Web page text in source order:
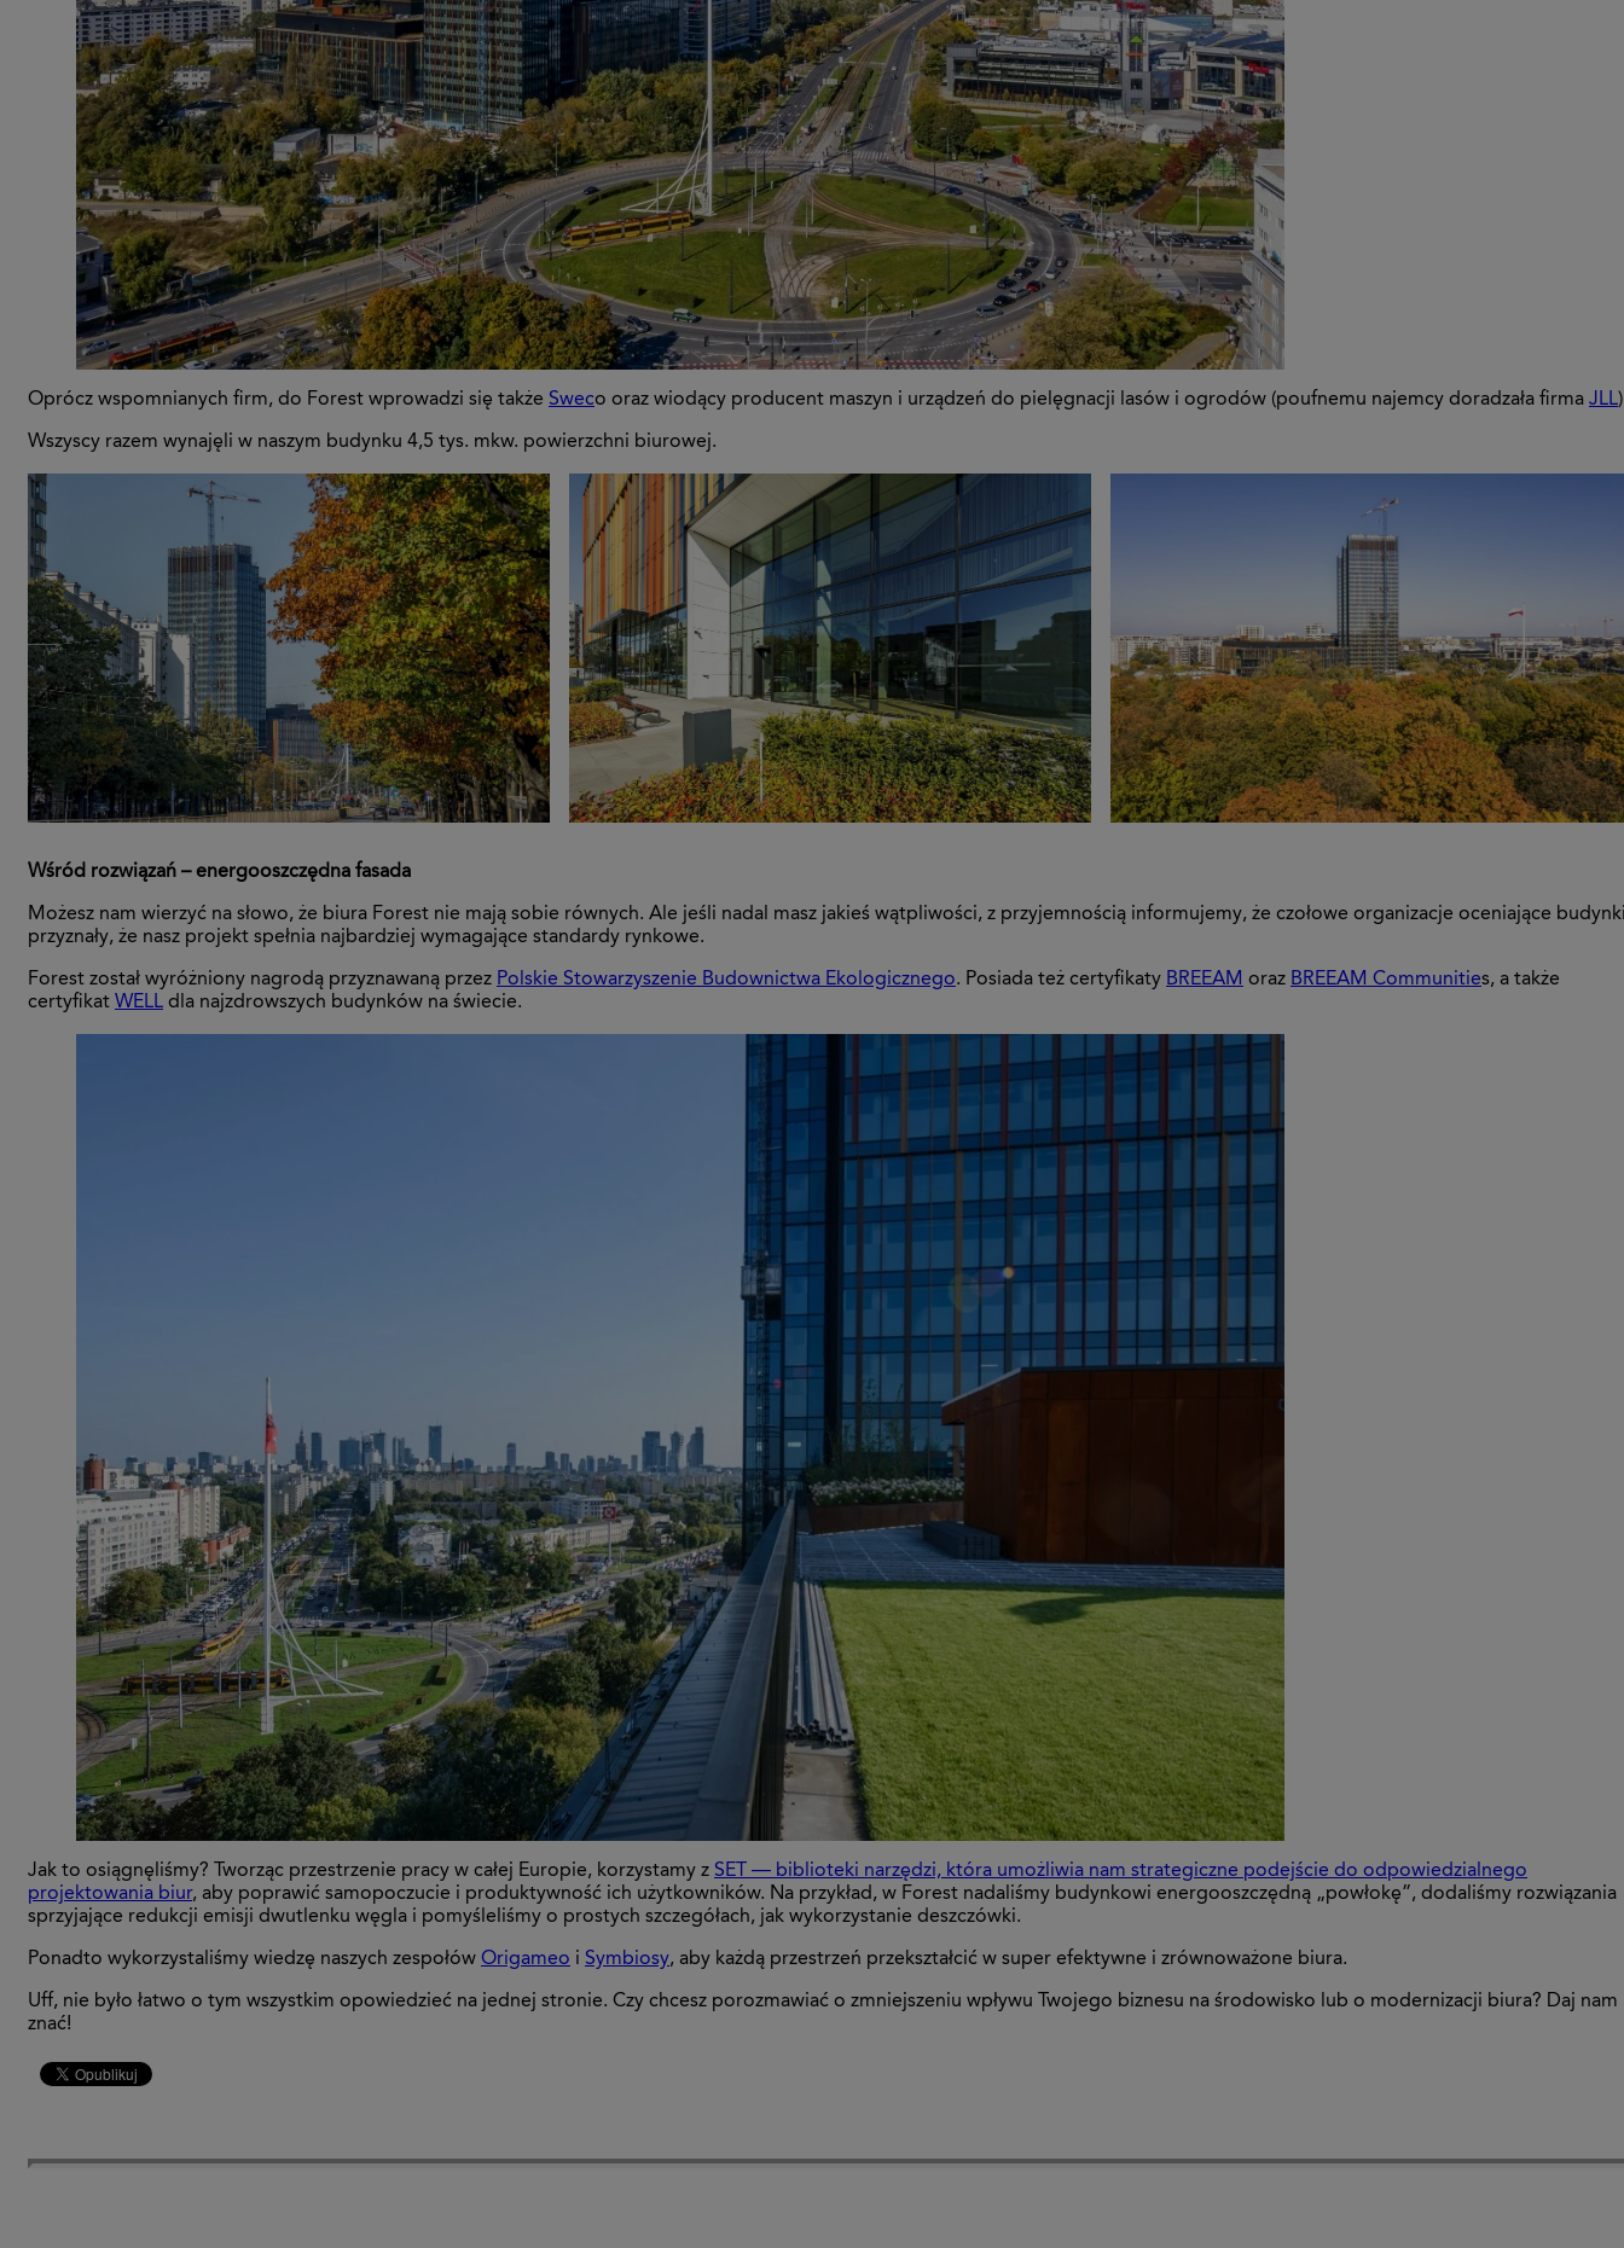
Oprócz wspomnianych firm, do Forest wprowadzi się także Sweco oraz wiodący producent maszyn i urządzeń do pielęgnacji lasów i ogrodów (poufnemu najemcy doradzała firma JLL
Wszyscy razem wynajęli w naszym budynku 4,5 tys. mkw. powierzchni biurowej.
Wśród rozwiązań – energooszczędna fasada
Możesz nam wierzyć na słowo, że biura Forest nie mają sobie równych. Ale jeśli nadal masz jakieś wątpliwości, z przyjemnością informujemy, że czołowe organizacje oceniające
przyznały, że nasz projekt spełnia najbardziej wymagające standardy rynkowe.
Forest został wyróżniony nagrodą przyznawaną przez Polskie Stowarzyszenie Budownictwa Ekologicznego. Posiada też certyfikaty BREEAM oraz BREEAM Communities, a także
certyfikat WELL dla najzdrowszych budynków na świecie.
Jak to osiągnęliśmy? Tworząc przestrzenie pracy w całej Europie, korzystamy z SET — biblioteki narzędzi, która umożliwia nam strategiczne podejście do odpowiedzialnego
projektowania biur, aby poprawić samopoczucie i produktywność ich użytkowników. Na przykład, w Forest nadaliśmy budynkowi energooszczędną „powłokę”, dodaliśmy rozwiązania
sprzyjające redukcji emisji dwutlenku węgla i pomyśleliśmy o prostych szczegółach, jak wykorzystanie deszczówki.
Ponadto wykorzystaliśmy wiedzę naszych zespołów Origameo i Symbiosy, aby każdą przestrzeń przekształcić w super efektywne i zrównoważone biura.
Uff, nie było łatwo o tym wszystkim opowiedzieć na jednej stronie. Czy chcesz porozmawiać o zmniejszeniu wpływu Twojego biznesu na środowisko lub o modernizacji biura? Daj nam
znać!